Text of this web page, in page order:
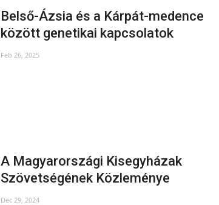
Belső-Ázsia és a Kárpát-medence
között genetikai kapcsolatok
Feb 26, 2025
A Magyarországi Kisegyházak
Szövetségének Közleménye
Dec 29, 2024